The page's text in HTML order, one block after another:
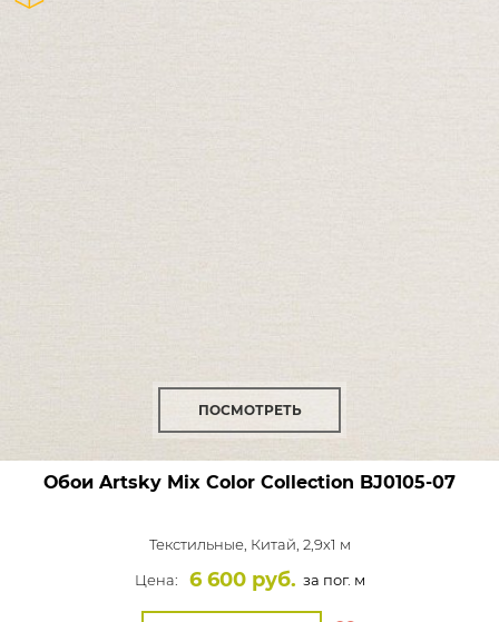
ПОСМОТРЕТЬ
Обои Artsky Mix Color Collection BJ0105-07
Текстильные, Китай, 2,9x1 м
Цена:
6 600 руб. за пог. м